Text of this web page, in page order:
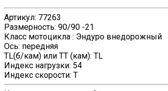
Артикул: 77263
Размерность: 90/90 -21
Класс мотоцикла : Эндуро внедорожный
Ось: передняя
TL(б/кам) или TT (кам): TL
Индекс нагрузки: 54
Индекс скорости: T